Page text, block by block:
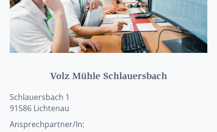
Volz Mühle Schlauersbach
Schlauersbach 1
91586 Lichtenau
Ansprechpartner/In: